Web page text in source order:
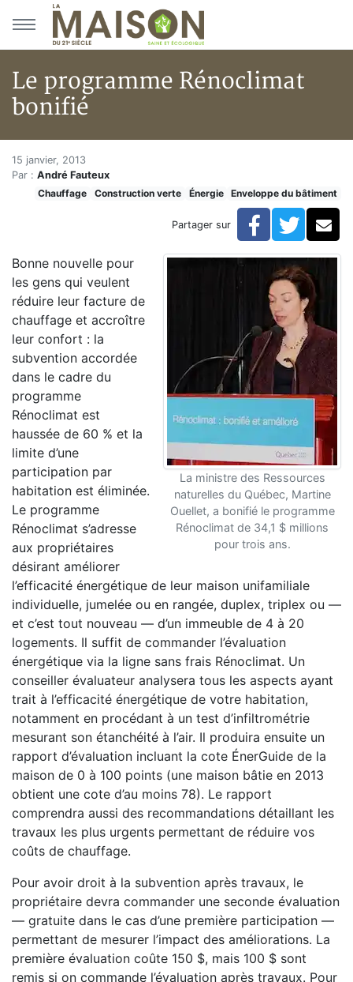
Aller au menu principal
Aller au contenu principal
Le programme Rénoclimat
bonifié
Accueil
Articles
Construction verte
Le programme Rénoclimat
15 janvier, 2013
Par : André Fauteux
Chauffage
Construction verte Énergie Enveloppe du bâtiment
Partager sur Facebook
La ministre des Ressources
naturelles du Québec, Martine
Ouellet, a bonifié le programme
Rénoclimat de 34,1 $ millions
pour trois ans.
Bonne nouvelle pour
les gens qui veulent
réduire leur facture de
chauffage et accroître
leur confort : la
subvention accordée
dans le cadre du
programme
Rénoclimat est
haussée de 60 % et la
limite d’une
participation par
habitation est éliminée.
Le programme
Rénoclimat s’adresse
aux propriétaires
désirant améliorer
l’efficacité énergétique de leur maison unifamiliale
individuelle, jumelée ou en rangée, duplex, triplex ou —
et c’est tout nouveau — d’un immeuble de 4 à 20
logements. Il suffit de commander l’évaluation
énergétique via la ligne sans frais Rénoclimat. Un
conseiller évaluateur analysera tous les aspects ayant
trait à l’efficacité énergétique de votre habitation,
notamment en procédant à un test d’infiltrométrie
mesurant son étanchéité à l’air. Il produira ensuite un
rapport d’évaluation incluant la cote ÉnerGuide de la
maison de 0 à 100 points (une maison bâtie en 2013
obtient une cote d’au moins 78). Le rapport
comprendra aussi des recommandations détaillant les
travaux les plus urgents permettant de réduire vos
coûts de chauffage.
Pour avoir droit à la subvention après travaux, le
propriétaire devra commander une seconde évaluation
— gratuite dans le cas d’une première participation —
permettant de mesurer l’impact des améliorations. La
première évaluation coûte 150 $, mais 100 $ sont
remis si on commande l’évaluation après travaux. Pour